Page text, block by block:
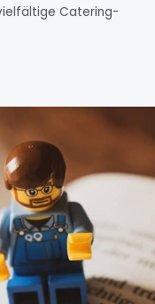
Catering-